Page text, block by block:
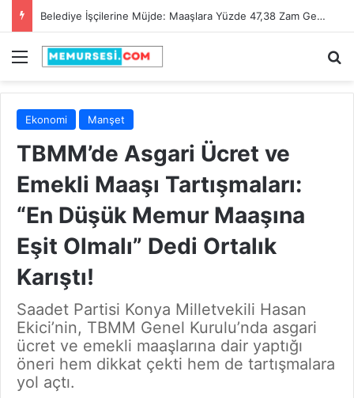
Adana Büyükşehir Belediyesi 90 İtfaiye Eri Alacak! Son Başvuru Tarihi 28 Şubat 2025
Menü
Ekonomi Manşet
TBMM’de Asgari Ücret ve
Emekli Maaşı Tartışmaları:
“En Düşük Memur Maaşına
Eşit Olmalı” Dedi Ortalık
Karıştı!
Saadet Partisi Konya Milletvekili Hasan
Ekici’nin, TBMM Genel Kurulu’nda asgari
ücret ve emekli maaşlarına dair yaptığı
öneri hem dikkat çekti hem de tartışmalara
yol açtı.